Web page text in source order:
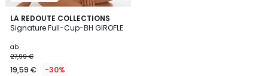
LA REDOUTE COLLECTIONS
Signature Full-Cup-BH GIROFLE
ab
27,99 €
19,59 € -30%
3,7
/ 5
3
Farben